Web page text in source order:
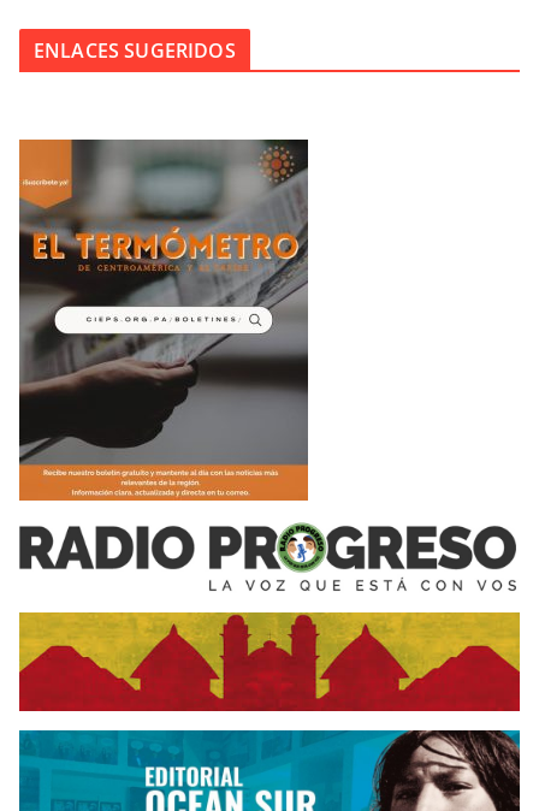
ENLACES SUGERIDOS